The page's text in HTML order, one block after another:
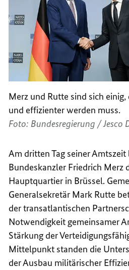
Merz und Rutte sind sich
und effizienter werden muss.
Foto: Bundesregierung / Jesco
Am dritten Tag seiner Amtszeit
Bundeskanzler Friedrich Merz
Hauptquartier in Brüssel.
Generalsekretär Mark Rutte
der transatlantischen
Notwendigkeit gemeinsamer
Stärkung der
Mittelpunkt standen die
der Ausbau militärischer